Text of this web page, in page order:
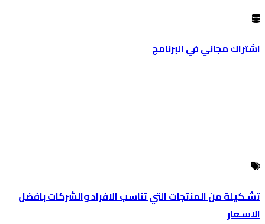
اشتراك مجاني في البرنامج
تشـكيلة من المنتجات التي تناسب الافراد والشركات بافضل
الاسـعار